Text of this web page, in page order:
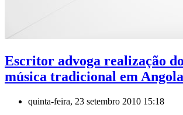
Escritor advoga realização
música tradicional em Angola
quinta-feira, 23 setembro 2010 15:18